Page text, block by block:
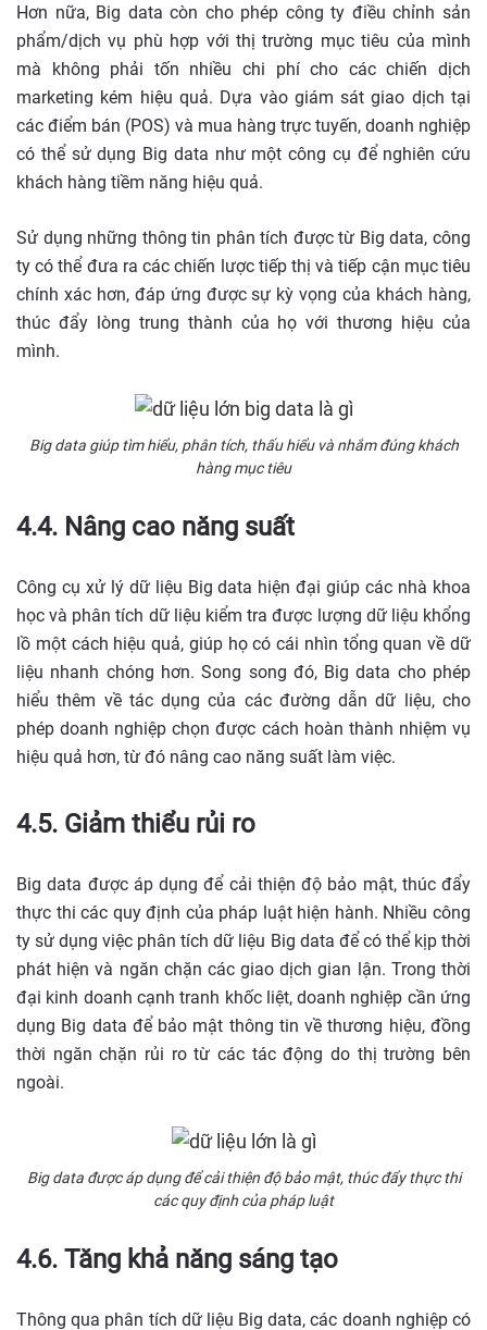
Hơn nữa, Big data còn cho phép công ty điều chỉnh sản
phẩm/dịch vụ phù hợp với thị trường mục tiêu của mình
mà không phải tốn nhiều chi phí cho các chiến dịch
marketing kém hiệu quả. Dựa vào giám sát giao dịch tại
các điểm bán (POS) và mua hàng trực tuyến, doanh nghiệp
có thể sử dụng Big data như một công cụ để nghiên cứu
khách hàng tiềm năng hiệu quả.
Sử dụng những thông tin phân tích được từ Big data, công
ty có thể đưa ra các chiến lược tiếp thị và tiếp cận mục tiêu
chính xác hơn, đáp ứng được sự kỳ vọng của khách hàng,
thúc đẩy lòng trung thành của họ với thương hiệu của
mình.
Big data giúp tìm hiểu, phân tích, thấu hiểu và nhắm đúng khách
hàng mục tiêu
4.4. Nâng cao năng suất
Công cụ xử lý dữ liệu Big data hiện đại giúp các nhà khoa
học và phân tích dữ liệu kiểm tra được lượng dữ liệu khổng
lồ một cách hiệu quả, giúp họ có cái nhìn tổng quan về dữ
liệu nhanh chóng hơn. Song song đó, Big data cho phép
hiểu thêm về tác dụng của các đường dẫn dữ liệu, cho
phép doanh nghiệp chọn được cách hoàn thành nhiệm vụ
hiệu quả hơn, từ đó nâng cao năng suất làm việc.
4.5. Giảm thiểu rủi ro
Big data được áp dụng để cải thiện độ bảo mật, thúc đẩy
thực thi các quy định của pháp luật hiện hành. Nhiều công
ty sử dụng việc phân tích dữ liệu Big data để có thể kịp thời
phát hiện và ngăn chặn các giao dịch gian lận. Trong thời
đại kinh doanh cạnh tranh khốc liệt, doanh nghiệp cần ứng
dụng Big data để bảo mật thông tin về thương hiệu, đồng
thời ngăn chặn rủi ro từ các tác động do thị trường bên
ngoài.
Big data được áp dụng để cải thiện độ bảo mật, thúc đẩy thực thi
các quy định của pháp luật
4.6. Tăng khả năng sáng tạo
Thông qua phân tích dữ liệu Big data, các doanh nghiệp có